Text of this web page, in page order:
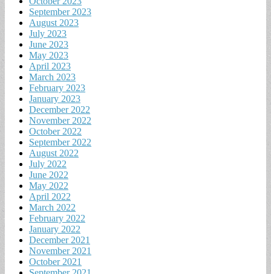
September 2023
August 2023
July 2023
June 2023
May 2023
April 2023
March 2023
February 2023
January 2023
December 2022
November 2022
October 2022
September 2022
August 2022
July 2022
June 2022
May 2022
April 2022
March 2022
February 2022
January 2022
December 2021
November 2021
October 2021